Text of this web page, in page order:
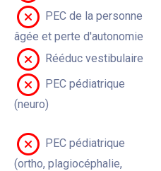
PEC de la personne
âgée et perte d'autonomie
Rééduc vestibulaire
PEC pédiatrique
(neuro)
PEC pédiatrique
(ortho, plagiocéphalie,